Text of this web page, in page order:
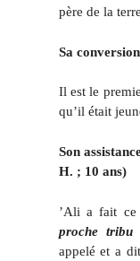
père de la
Sa conversion
Il est le
qu’il était
Son
H. ; 10 ans)
’Ali a fait
proche tribu
appelé et a